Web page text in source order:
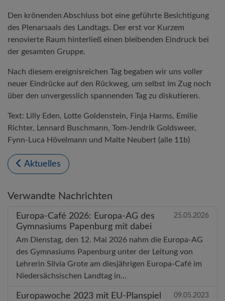
Den krönenden Abschluss bot eine geführte Besichtigung
des Plenarsaals des Landtags. Der erst vor Kurzem
renovierte Raum hinterließ einen bleibenden Eindruck bei
der gesamten Gruppe.
Nach diesem ereignisreichen Tag begaben wir uns voller
neuer Eindrücke auf den Rückweg, um selbst im Zug noch
über den unvergesslich spannenden Tag zu diskutieren.
Text: Lilly Eden, Lotte Goldenstein, Finja Harms, Emilie
Richter, Lennard Buschmann, Tom-Jendrik Goldsweer,
Fynn-Luca Hövelmann und Malte Neubert (alle 11b)
Aktuelles
Verwandte Nachrichten
Europa-Café 2026: Europa-AG des
Gymnasiums Papenburg mit dabei
25.05.2026
Am Dienstag, den 12. Mai 2026 nahm die Europa-AG
des Gymnasiums Papenburg unter der Leitung von
Lehrerin Silvia Grote am diesjährigen Europa-Café im
Niedersächsischen Landtag in…
Europawoche 2023 mit EU-Planspiel
09.05.2023